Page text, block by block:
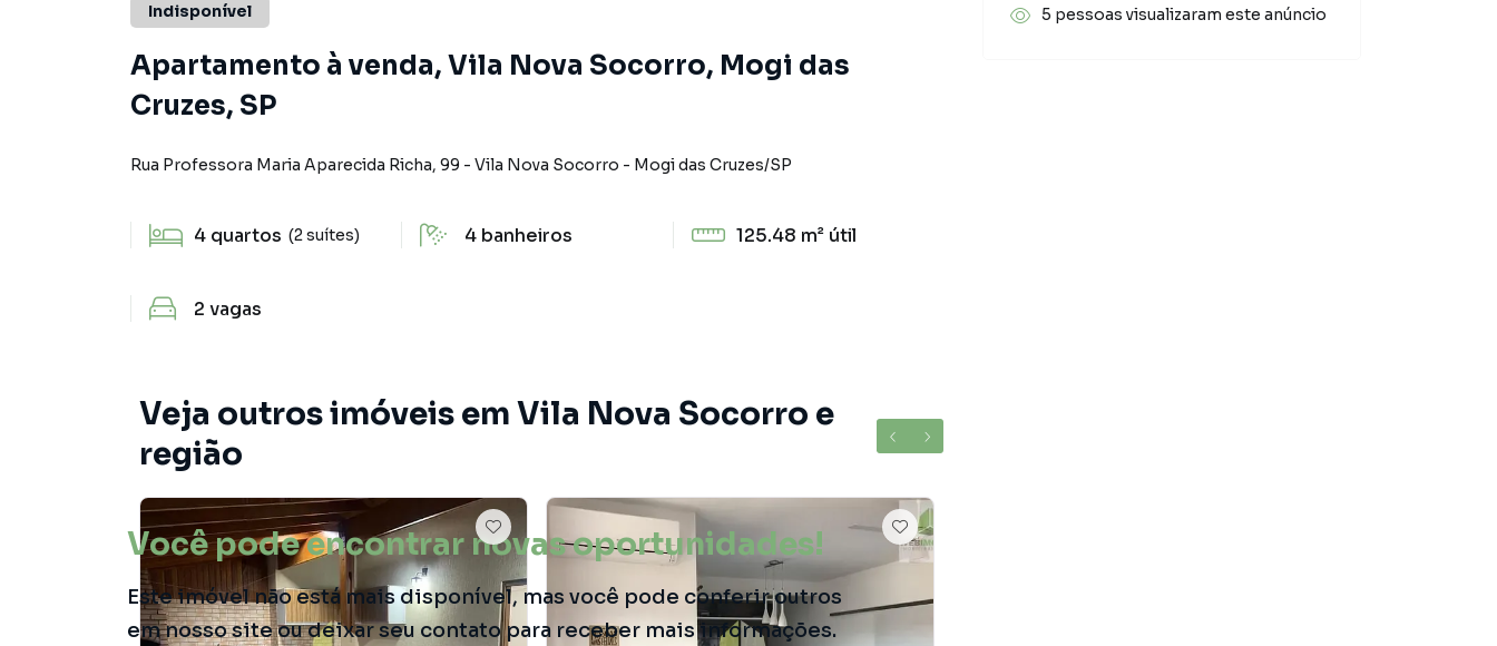
Você pode encontrar novas oportunidades!
Este imóvel não está mais disponível, mas você pode conferir outros
em nosso site ou deixar seu contato para receber mais informações.
Indisponível
Apartamento à venda, Vila Nova Socorro, Mogi das
Cruzes, SP
Rua Professora Maria Aparecida Richa, 99 - Vila Nova Socorro - Mogi das Cruzes/SP
4 quartos (2 suítes) 4 banheiros 125.48 m² útil
2 vagas
Veja outros imóveis em Vila Nova Socorro e
região
5 pessoas visualizaram este anúncio